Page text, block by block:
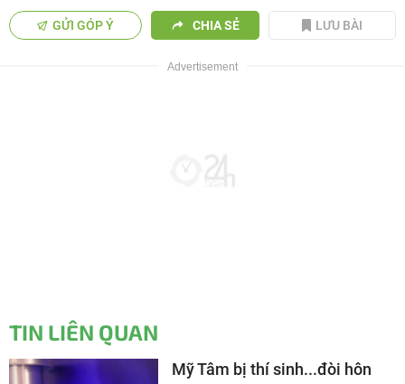
GỬI GÓP Ý CHIA SẺ LƯU BÀI
TIN LIÊN QUAN
Mỹ Tâm bị thí sinh...đòi hôn